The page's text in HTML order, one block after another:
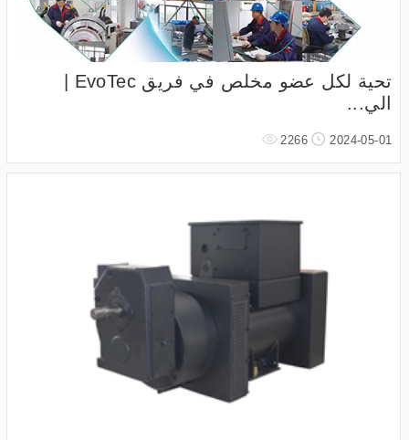
الي...
2024-05-01
2266